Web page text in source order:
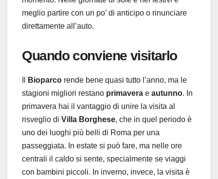
meglio partire con un po’ di anticipo o rinunciare
direttamente all’auto.
Quando conviene visitarlo
Bioparco rende bene quasi tutto l’anno, ma le
stagioni migliori restano primavera e autunno. In
primavera hai il vantaggio di unire la visita al
risveglio di Villa Borghese, che in quel periodo è
uno dei luoghi più belli di Roma per una
passeggiata. In estate si può fare, ma nelle ore
centrali il caldo si sente, specialmente se viaggi
con bambini piccoli. In inverno, invece, la visita è